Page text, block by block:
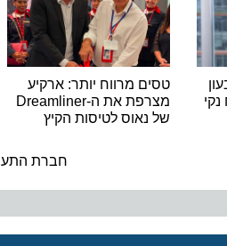
טסים מרווח יותר: ארקיע
מצרפת את ה-Dreamliner
של נאוס לטיסות הקיץ
חברת התעופה airBaltic חוזרת לישראל